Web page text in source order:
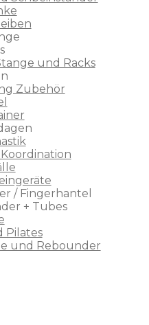
und Racks
Zubehör
/ Fingerhantel
+ Tubes
Pilates
und Rebounder